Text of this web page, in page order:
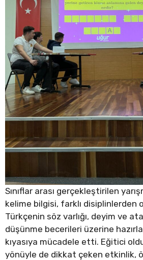
Sınıflar arası gerçekleştirilen
kelime bilgisi, farklı disiplinlerden
Türkçenin söz varlığı, deyim ve
düşünme becerileri üzerine
kıyasıya mücadele etti. Eğitici
yönüyle de dikkat çeken etkinlik,